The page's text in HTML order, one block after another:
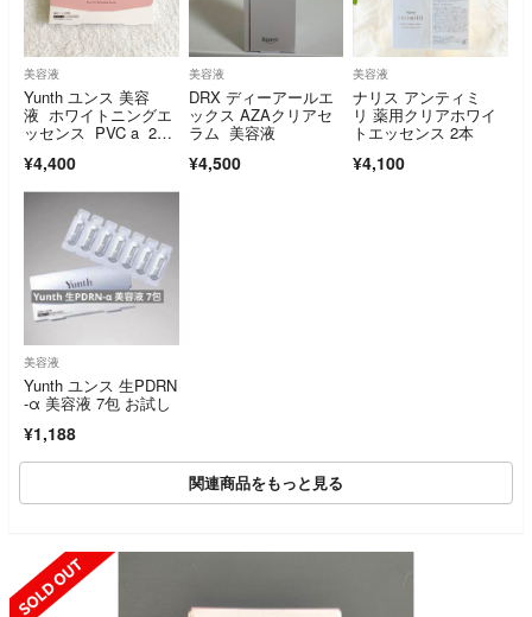
美容液
Yunth ユンス 美容
液 ホワイトニングエ
ッセンス PVC a 2
¥4,400
美容液
DRX ディーアールエ
ックス AZAクリアセ
ラム 美容液
¥4,500
美容液
ナリス アンティミ
リ 薬用クリアホワイ
トエッセンス 2本
¥4,100
美容液
Yunth ユンス 生PDRN
-α 美容液 7包 お試し
¥1,188
関連商品をもっと見る